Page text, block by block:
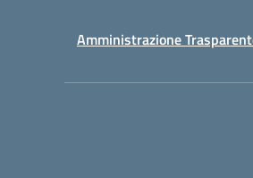
Amministrazione